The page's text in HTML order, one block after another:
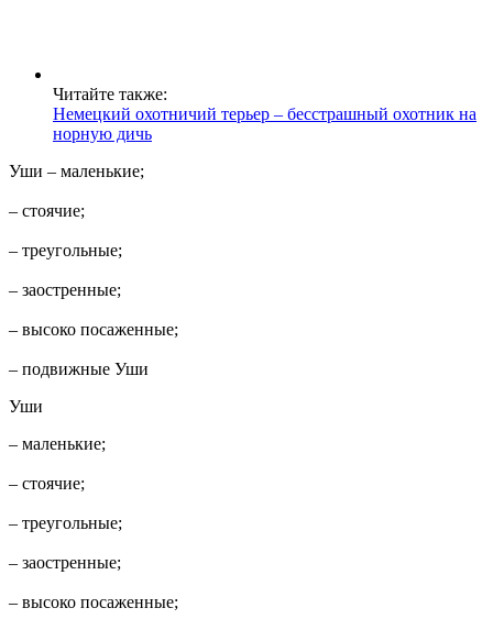
Читайте также:
Немецкий охотничий терьер – бесстрашный охотник на
норную дичь
Уши – маленькие;
– стоячие;
– треугольные;
– заостренные;
– высоко посаженные;
– подвижные Уши
Уши
– маленькие;
– стоячие;
– треугольные;
– заостренные;
– высоко посаженные;